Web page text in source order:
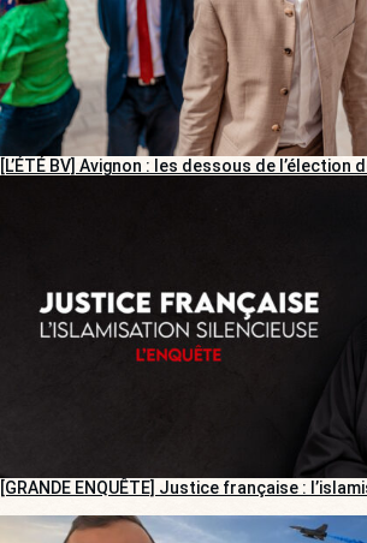
[L’ÉTÉ BV] Avignon : les dessous de l’élection
[GRANDE ENQUÊTE] Justice française :